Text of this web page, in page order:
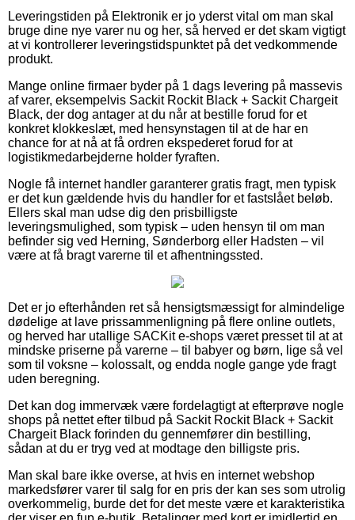
Leveringstiden på Elektronik er jo yderst vital om man skal
bruge dine nye varer nu og her, så herved er det skam vigtigt
at vi kontrollerer leveringstidspunktet på det vedkommende
produkt.
Mange online firmaer byder på 1 dags levering på massevis
af varer, eksempelvis Sackit Rockit Black + Sackit Chargeit
Black, der dog antager at du når at bestille forud for et
konkret klokkeslæt, med hensynstagen til at de har en
chance for at nå at få ordren ekspederet forud for at
logistikmedarbejderne holder fyraften.
Nogle få internet handler garanterer gratis fragt, men typisk
er det kun gældende hvis du handler for et fastslået beløb.
Ellers skal man udse dig den prisbilligste
leveringsmulighed, som typisk – uden hensyn til om man
befinder sig ved Herning, Sønderborg eller Hadsten – vil
være at få bragt varerne til et afhentningssted.
Det er jo efterhånden ret så hensigtsmæssigt for almindelige
dødelige at lave prissammenligning på flere online outlets,
og herved har utallige SACKit e-shops været presset til at at
mindske priserne på varerne – til babyer og børn, lige så vel
som til voksne – kolossalt, og endda nogle gange yde fragt
uden beregning.
Det kan dog immervæk være fordelagtigt at efterprøve nogle
shops på nettet efter tilbud på Sackit Rockit Black + Sackit
Chargeit Black forinden du gennemfører din bestilling,
sådan at du er tryg ved at modtage den billigste pris.
Man skal bare ikke overse, at hvis en internet webshop
markedsfører varer til salg for en pris der kan ses som utrolig
overkommelig, burde det for det meste være et karakteristika